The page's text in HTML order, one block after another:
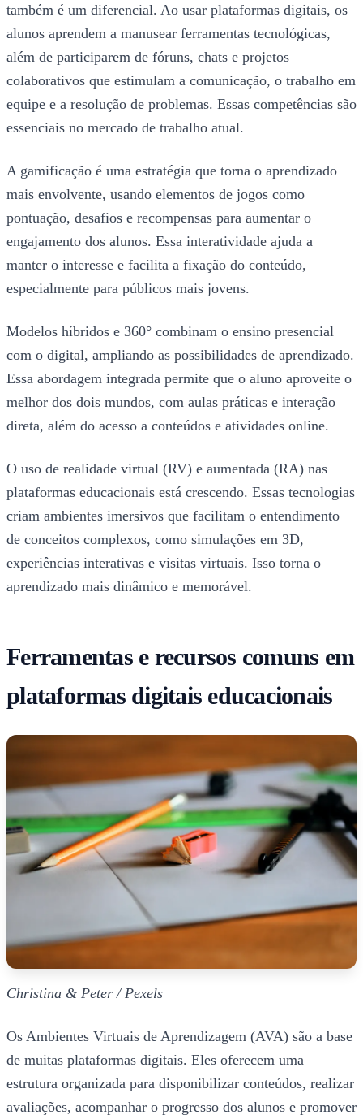
também é um diferencial. Ao usar plataformas digitais, os
alunos aprendem a manusear ferramentas tecnológicas,
além de participarem de fóruns, chats e projetos
colaborativos que estimulam a comunicação, o trabalho em
equipe e a resolução de problemas. Essas competências são
essenciais no mercado de trabalho atual.
A gamificação é uma estratégia que torna o aprendizado
mais envolvente, usando elementos de jogos como
pontuação, desafios e recompensas para aumentar o
engajamento dos alunos. Essa interatividade ajuda a
manter o interesse e facilita a fixação do conteúdo,
especialmente para públicos mais jovens.
Modelos híbridos e 360° combinam o ensino presencial
com o digital, ampliando as possibilidades de aprendizado.
Essa abordagem integrada permite que o aluno aproveite o
melhor dos dois mundos, com aulas práticas e interação
direta, além do acesso a conteúdos e atividades online.
O uso de realidade virtual (RV) e aumentada (RA) nas
plataformas educacionais está crescendo. Essas tecnologias
criam ambientes imersivos que facilitam o entendimento
de conceitos complexos, como simulações em 3D,
experiências interativas e visitas virtuais. Isso torna o
aprendizado mais dinâmico e memorável.
Ferramentas e recursos comuns em
plataformas digitais educacionais
Christina & Peter / Pexels
Os Ambientes Virtuais de Aprendizagem (AVA) são a base
de muitas plataformas digitais. Eles oferecem uma
estrutura organizada para disponibilizar conteúdos, realizar
avaliações, acompanhar o progresso dos alunos e promover